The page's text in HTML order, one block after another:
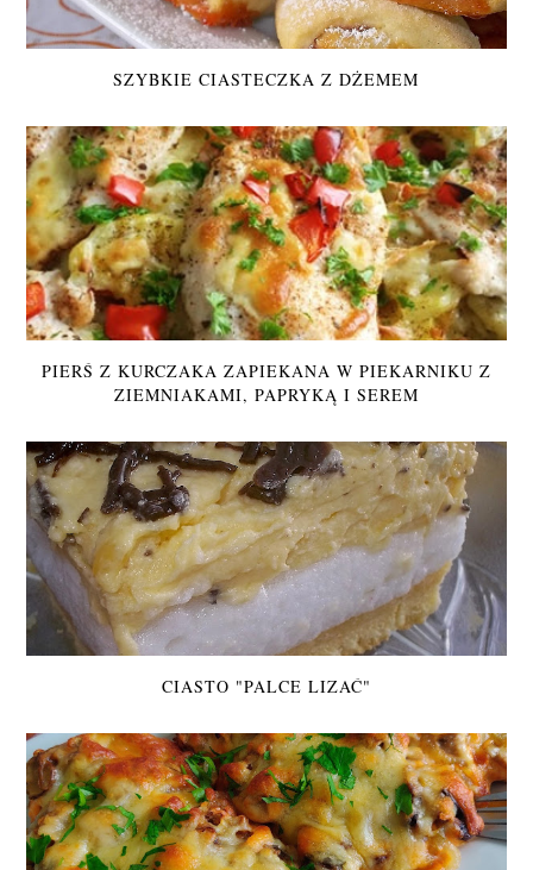
SZYBKIE CIASTECZKA Z DŻEMEM
PIERŚ Z KURCZAKA ZAPIEKANA W PIEKARNIKU Z
ZIEMNIAKAMI, PAPRYKĄ I SEREM
CIASTO "PALCE LIZAĆ"